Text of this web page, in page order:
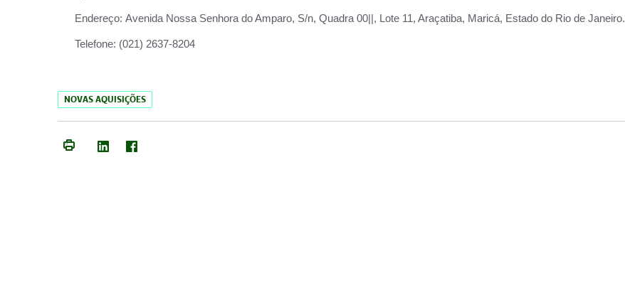
Endereço: Avenida Nossa Senhora do Amparo, S/n, Quadra 00||, Lote 11, Araçatiba, Maricá, Estado do Rio de Janeiro.
Telefone: (021) 2637-8204
NOVAS AQUISIÇÕES